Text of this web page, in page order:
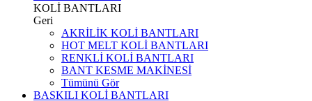
KOLİ BANTLARI
Geri
AKRİLİK KOLİ BANTLARI
HOT MELT KOLİ BANTLARI
RENKLİ KOLİ BANTLARI
BANT KESME MAKİNESİ
Tümünü Gör
BASKILI KOLİ BANTLARI